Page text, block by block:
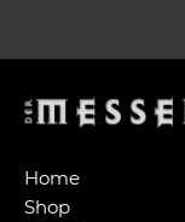
Home
Shop